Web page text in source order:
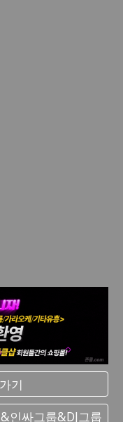
기
인싸그룹&DJ그룹